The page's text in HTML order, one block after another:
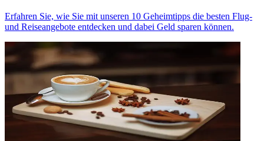
Erfahren Sie, wie Sie mit unseren 10 Geheimtipps die besten Flug-
und Reiseangebote entdecken und dabei Geld sparen können.